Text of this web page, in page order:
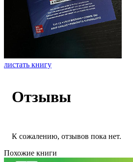
листать книгу
Отзывы
К сожалению, отзывов пока нет.
Похожие книги